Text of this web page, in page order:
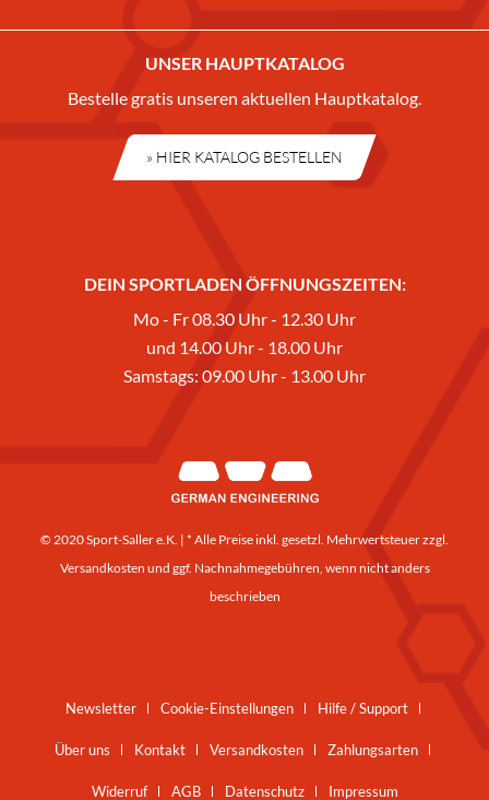
UNSER HAUPTKATALOG
Bestelle gratis unseren aktuellen Hauptkatalog.
» HIER KATALOG BESTELLEN
DEIN SPORTLADEN ÖFFNUNGSZEITEN:
Mo - Fr 08.30 Uhr - 12.30 Uhr
und 14.00 Uhr - 18.00 Uhr
Samstags: 09.00 Uhr - 13.00 Uhr
© 2020 Sport-Saller e.K. | * Alle Preise inkl. gesetzl. Mehrwertsteuer zzgl.
Versandkosten und ggf. Nachnahmegebühren, wenn nicht anders
beschrieben
Newsletter Cookie-Einstellungen Hilfe / Support
Über uns Kontakt Versandkosten Zahlungsarten
Widerruf AGB Datenschutz Impressum